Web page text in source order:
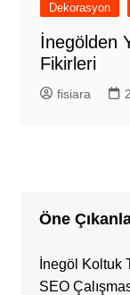
Dekorasyon
İnegölden
Fikirleri
fisiara
Öne
İnegöl Koltuk
SEO